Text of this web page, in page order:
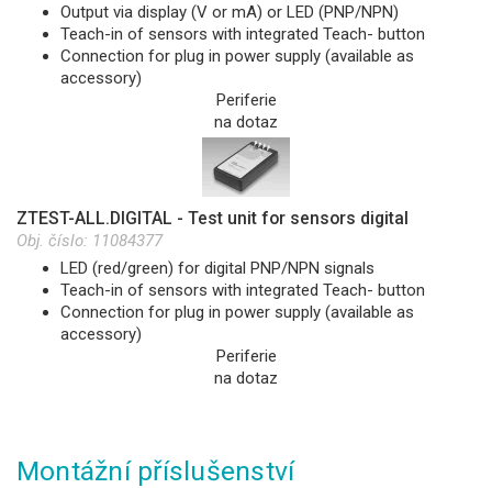
Output via display (V or mA) or LED (PNP/NPN)
Teach-in of sensors with integrated Teach- button
Connection for plug in power supply (available as
accessory)
Periferie
na dotaz
ZTEST-ALL.DIGITAL - Test unit for sensors digital
Obj. číslo: 11084377
LED (red/green) for digital PNP/NPN signals
Teach-in of sensors with integrated Teach- button
Connection for plug in power supply (available as
accessory)
Periferie
na dotaz
Montážní příslušenství